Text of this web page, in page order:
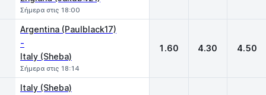
Σήμερα στις 18:00
Argentina (Paulblack17)
-
Italy (Sheba)
Σήμερα στις 18:14
1.60 4.30 4.50
Italy (Sheba)